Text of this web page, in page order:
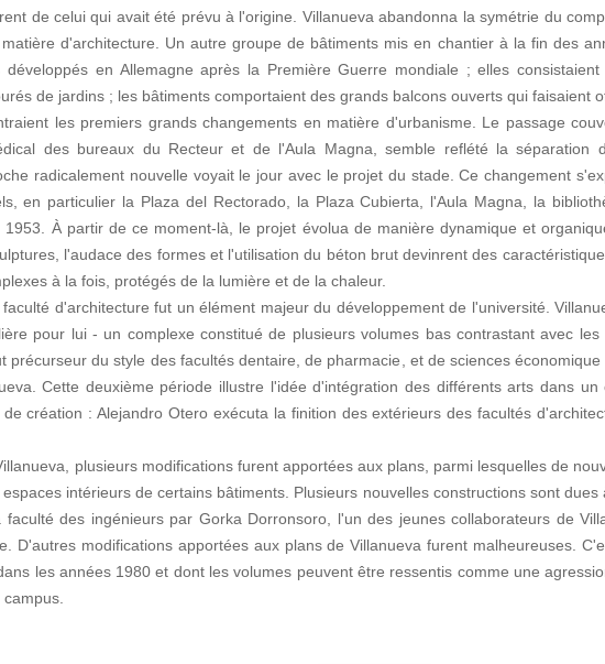
de celui qui avait été prévu à l'origine. Villanueva abandonna la symétrie du
d'architecture. Un autre groupe de bâtiments mis en chantier à la fin des
développés en Allemagne après la Première Guerre mondiale ; elles
de jardins ; les bâtiments comportaient des grands balcons ouverts qui faisaient
les premiers grands changements en matière d'urbanisme. Le passage
des bureaux du Recteur et de l'Aula Magna, semble reflété la séparation
radicalement nouvelle voyait le jour avec le projet du stade. Ce changement
en particulier la Plaza del Rectorado, la Plaza Cubierta, l'Aula Magna, la
À partir de ce moment-là, le projet évolua de manière dynamique et
l'audace des formes et l'utilisation du béton brut devinrent des
à la fois, protégés de la lumière et de la chaleur.
d'architecture fut un élément majeur du développement de l'université.
pour lui - un complexe constitué de plusieurs volumes bas contrastant avec
précurseur du style des facultés dentaire, de pharmacie, et de sciences
Cette deuxième période illustre l'idée d'intégration des différents arts dans
création : Alejandro Otero exécuta la finition des extérieurs des facultés
plusieurs modifications furent apportées aux plans, parmi lesquelles de
intérieurs de certains bâtiments. Plusieurs nouvelles constructions sont
des ingénieurs par Gorka Dorronsoro, l'un des jeunes collaborateurs de
D'autres modifications apportées aux plans de Villanueva furent malheureuses.
les années 1980 et dont les volumes peuvent être ressentis comme une